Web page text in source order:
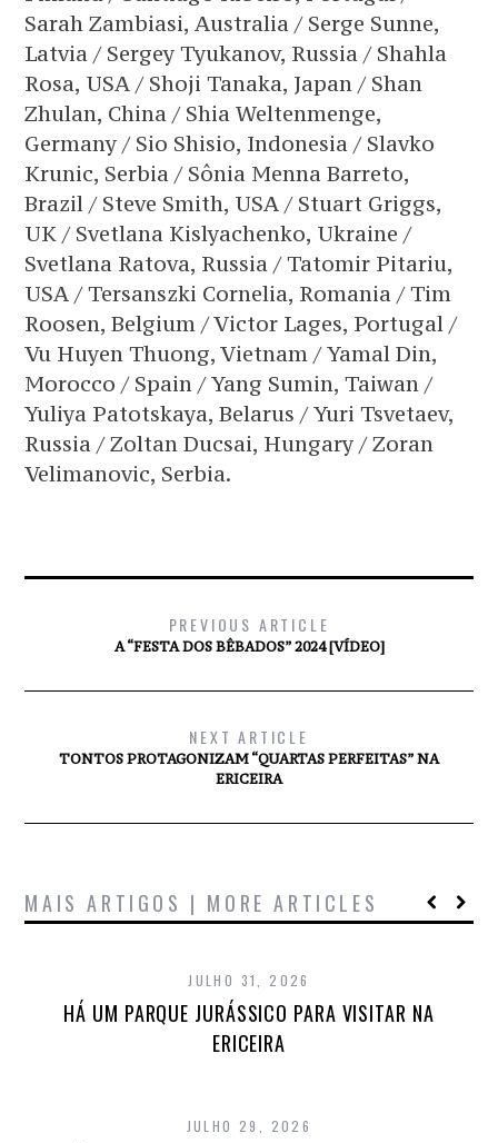
Sarah Zambiasi, Australia / Serge Sunne,
Latvia / Sergey Tyukanov, Russia / Shahla
Rosa, USA / Shoji Tanaka, Japan / Shan
Zhulan, China / Shia Weltenmenge,
Germany / Sio Shisio, Indonesia / Slavko
Krunic, Serbia / Sônia Menna Barreto,
Brazil / Steve Smith, USA / Stuart Griggs,
UK / Svetlana Kislyachenko, Ukraine /
Svetlana Ratova, Russia / Tatomir Pitariu,
USA / Tersanszki Cornelia, Romania / Tim
Roosen, Belgium / Victor Lages, Portugal /
Vu Huyen Thuong, Vietnam / Yamal Din,
Morocco / Spain / Yang Sumin, Taiwan /
Yuliya Patotskaya, Belarus / Yuri Tsvetaev,
Russia / Zoltan Ducsai, Hungary / Zoran
Velimanovic, Serbia.
PREVIOUS ARTICLE
A “FESTA DOS BÊBADOS” 2024 [VÍDEO]
NEXT ARTICLE
TONTOS PROTAGONIZAM “QUARTAS PERFEITAS” NA
ERICEIRA
MAIS ARTIGOS | MORE ARTICLES
JULHO 31, 2026
HÁ UM PARQUE JURÁSSICO PARA VISITAR NA
ERICEIRA
JULHO 29, 2026